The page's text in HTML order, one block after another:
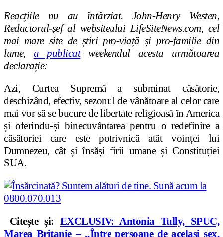
Reacțiile nu au întârziat. John-Henry Westen,
Redactorul-șef al websiteului LifeSiteNews.com, cel
mai mare site de știri pro-viață și pro-familie din
lume, a publicatweekendul acesta următoarea
declarație:
Azi, Curtea Supremă a subminat căsătorie,
deschizând, efectiv, sezonul de vânătoare al celor care
mai vor să se bucure de libertate religioasă în America
și oferindu-și binecuvântarea pentru o redefinire a
căsătoriei care este potrivnică atât voinței lui
Dumnezeu, cât și însăși firii umane și Constituției
SUA.
Citește și: EXCLUSIV: Antonia Tully, SPUC,
Marea Britanie – „Între persoane de același sex,